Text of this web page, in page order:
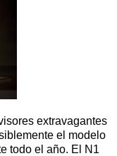
extravagantes
el modelo
todo el año. El N1